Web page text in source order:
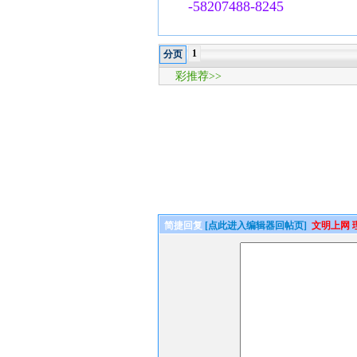
-58207488-8245
分页 1
彩推荐>>
简捷回复 [点此进入编辑器回帖页] 文明上网